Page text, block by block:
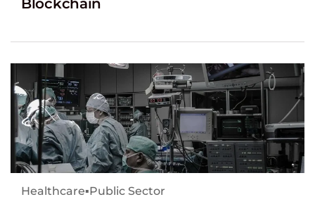
Blockchain
Healthcare▪Public Sector